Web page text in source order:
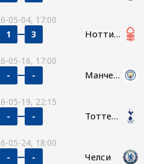
05-04, 17:00
1 3 Ноттингем Форест
05-16, 17:00
- - Манчестер Сити
05-19, 22:15
- - Тоттенхэм
05-24, 18:00
- - Челси